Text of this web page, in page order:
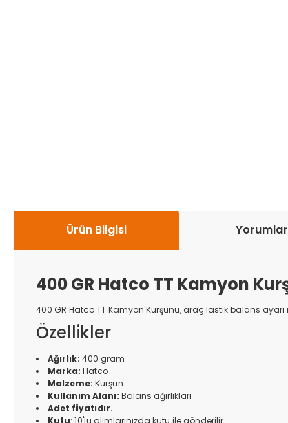
Ürün Bilgisi Yorumlar
400 GR Hatco TT Kamyon
400 GR Hatco TT Kamyon Kurşunu, araç lastik balans
Özellikler
Ağırlık: 400 gram
Marka: Hatco
Malzeme: Kurşun
Kullanım Alanı: Balans ağırlıkları
Adet fiyatıdır.
Kutu: 10'lu alımlarınızda kutu ile gönderilir